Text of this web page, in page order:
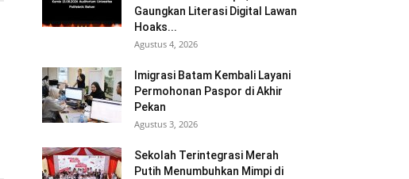
Gaungkan Literasi Digital Lawan
Hoaks...
Agustus 4, 2026
Imigrasi Batam Kembali Layani
Permohonan Paspor di Akhir
Pekan
Agustus 3, 2026
Sekolah Terintegrasi Merah
Putih Menumbuhkan Mimpi di